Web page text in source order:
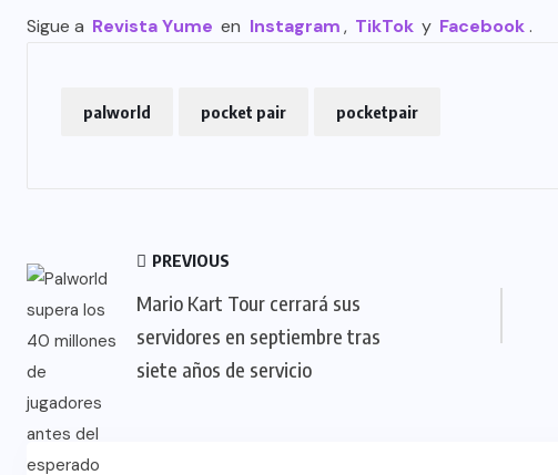
Sigue a Revista Yume en Instagram, TikTok y Facebook.
palworld pocket pair pocketpair
PREVIOUS
Mario Kart Tour cerrará sus
servidores en septiembre tras
siete años de servicio